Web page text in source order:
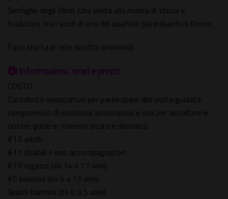
Serraglio degli Ebrei. Una visita alla ricerca di storia e
tradizioni, tra i vicoli di uno dei quartieri più pulsanti di Roma.
Foto tratta in rete (scatto anonimo)
Informazioni, orari e prezzi
COSTO
Contributo associativo per partecipare alla visita guidata
comprensivo di iscrizione associativa e vox per ascoltare le
nostre guide in maniera sicura e rilassata.
€13 adulti
€11 disabili e loro accompagnatori
€10 ragazzi (da 14 a 17 anni)
€5 bambini (da 6 a 13 anni)
Gratis bambini (da 0 a 5 anni)